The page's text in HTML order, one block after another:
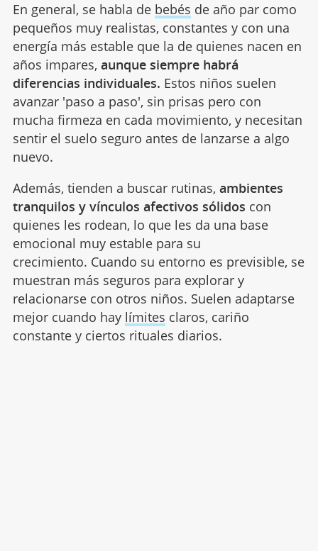
En general, se habla de bebés de año par como
pequeños muy realistas, constantes y con una
energía más estable que la de quienes nacen en
años impares, aunque siempre habrá
diferencias individuales. Estos niños suelen
avanzar 'paso a paso', sin prisas pero con
mucha firmeza en cada movimiento, y necesitan
sentir el suelo seguro antes de lanzarse a algo
nuevo.
Además, tienden a buscar rutinas, ambientes
tranquilos y vínculos afectivos sólidos con
quienes les rodean, lo que les da una base
emocional muy estable para su
crecimiento. Cuando su entorno es previsible, se
muestran más seguros para explorar y
relacionarse con otros niños. Suelen adaptarse
mejor cuando hay límites claros, cariño
constante y ciertos rituales diarios.